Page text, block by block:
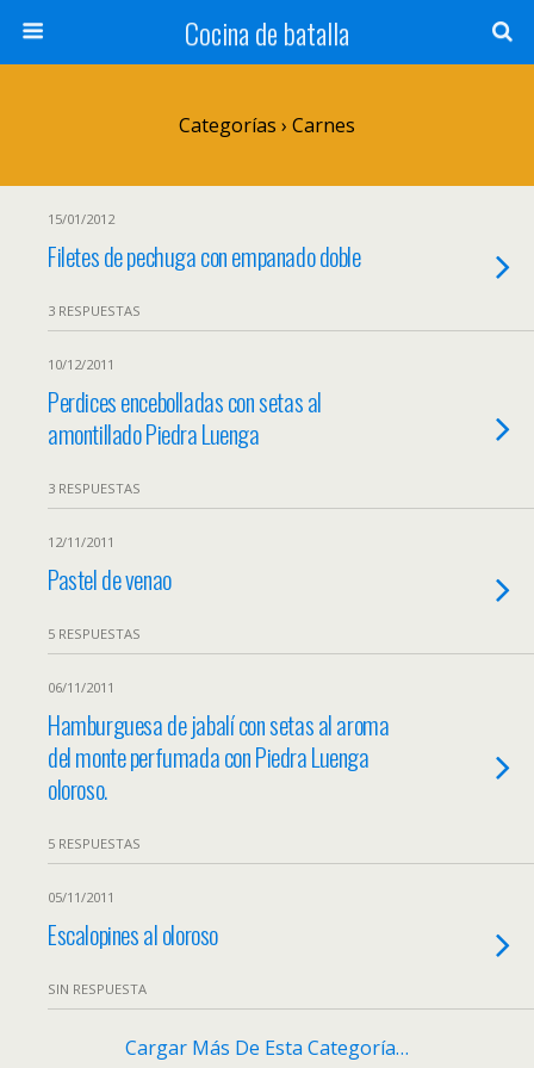
Cocina de batalla
Categorías › Carnes
15/01/2012
Filetes de pechuga con empanado doble
3 RESPUESTAS
10/12/2011
Perdices encebolladas con setas al
amontillado Piedra Luenga
3 RESPUESTAS
12/11/2011
Pastel de venao
5 RESPUESTAS
06/11/2011
Hamburguesa de jabalí con setas al aroma
del monte perfumada con Piedra Luenga
oloroso.
5 RESPUESTAS
05/11/2011
Escalopines al oloroso
SIN RESPUESTA
Cargar Más De Esta Categoría…